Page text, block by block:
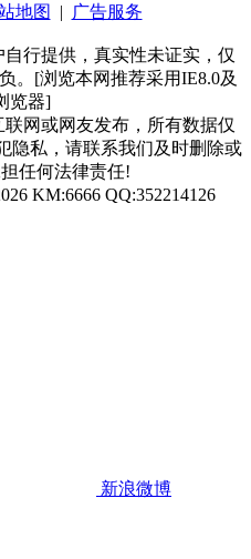
地图 | 广告服务
行提供，真实性未证实，仅
。[浏览本网推荐采用IE8.0及
览器]
网或网友发布，所有数据仅
隐私，请联系我们及时删除或
任何法律责任!
KM:6666 QQ:352214126
新浪微博